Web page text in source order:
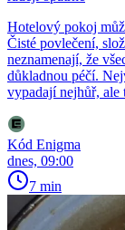
Hotelový pokoj
Čisté povlečení,
neznamenají, že
důkladnou péčí.
vypadají nejhůř, ale
Kód Enigma
dnes, 09:00
7 min